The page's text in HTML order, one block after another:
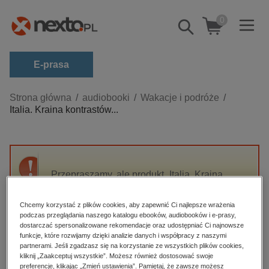
Pokaż/schowaj
wyszukiwarkę
0
E-prasa
Kategorie
Zobacz wszystkie E-prasa
budownictwo, aranżacja wnętrz
darmowe wydania
edukacja
hobby, sport, rozrywka
komputery, internet, technologie, informatyka
Strona główna audiobooki
Wakacje i podróże
Italia. Kraina kontrastów...
Przepraszamy, ale produkt „Italia. Kraina
High-contrast mode
Polecane
Chcemy korzystać z plików cookies, aby zapewnić Ci najlepsze wrażenia
podczas przeglądania naszego katalogu ebooków, audiobooków i e-prasy,
dostarczać spersonalizowane rekomendacje oraz udostępniać Ci najnowsze
funkcje, które rozwijamy dzięki analizie danych i współpracy z naszymi
partnerami. Jeśli zgadzasz się na korzystanie ze wszystkich plików cookies,
kliknij „Zaakceptuj wszystkie”. Możesz również dostosować swoje
preferencje, klikając „Zmień ustawienia”. Pamiętaj, że zawsze możesz